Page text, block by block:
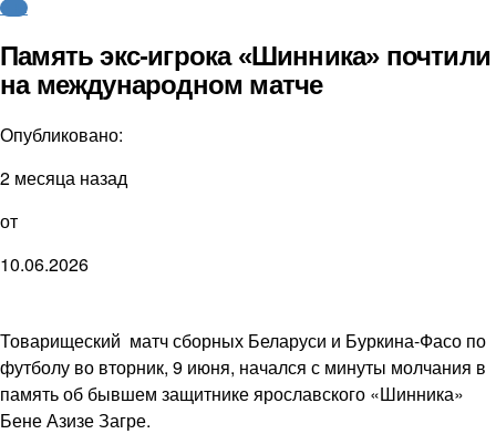
ФНЛ
Память экс-игрока «Шинника» почтили
на международном матче
Опубликовано:
2 месяца назад
от
10.06.2026
Товарищеский матч сборных Беларуси и Буркина-Фасо по
футболу во вторник, 9 июня, начался с минуты молчания в
память об бывшем защитнике ярославского «Шинника»
Бене Азизе Загре.